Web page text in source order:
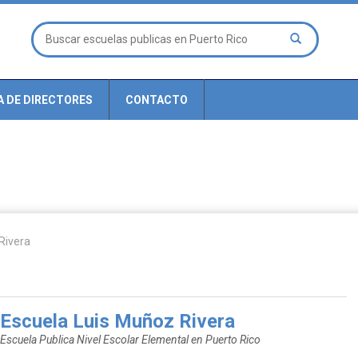
DE DIRECTORES CONTACTO
Escuela Luis Muñoz Rivera
Escuela Publica Nivel Escolar Elemental en Puerto Rico